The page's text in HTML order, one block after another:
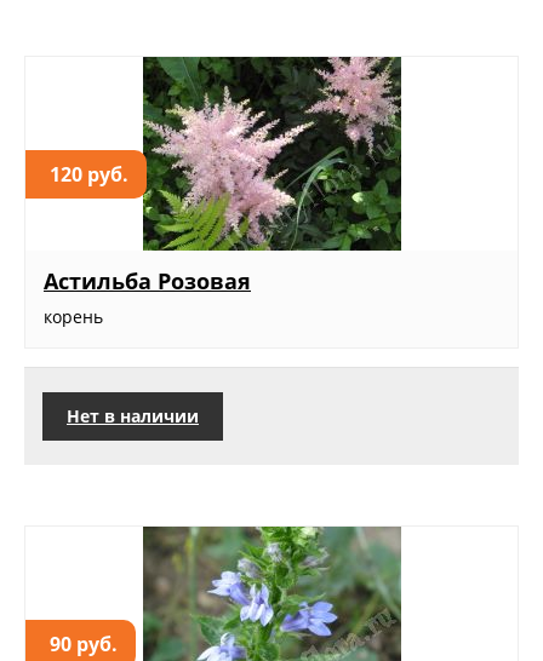
120 руб.
Астильба Розовая
корень
Нет в наличии
90 руб.